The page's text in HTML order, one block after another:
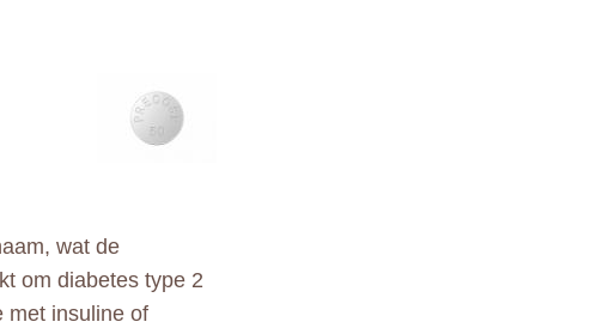
wat de
om diabetes type 2
met insuline of